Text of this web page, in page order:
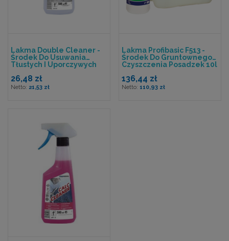
Lakma Double Cleaner -
Środek Do Usuwania
Tłustych I Uporczywych
Zabrudzeń - 500ml
26,48 zł
21,53 zł
Lakma Profibasic F513 -
Środek Do Gruntownego
Czyszczenia Posadzek 10l
136,44 zł
110,93 zł